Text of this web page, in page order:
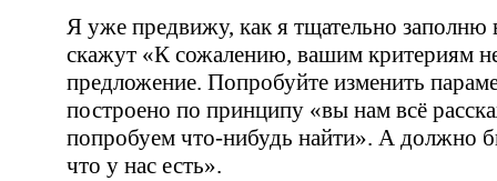
Я уже предвижу, как я тщательно
скажут «К сожалению, вашим критериям
предложение. Попробуйте изменить
построено по принципу «вы нам всё
попробуем что-нибудь найти». А должно
что у нас есть».